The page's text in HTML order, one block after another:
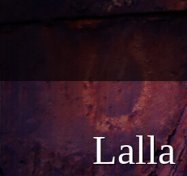
Lalla